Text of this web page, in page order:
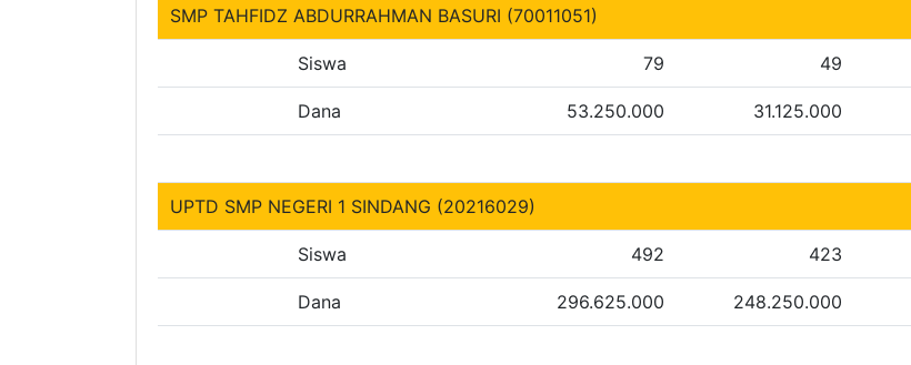
SMP TAHFIDZ ABDURRAHMAN BASURI (70011051)
Siswa 79 49
Dana 53.250.000 31.125.000
UPTD SMP NEGERI 1 SINDANG (20216029)
Siswa 492 423
Dana 296.625.000 248.250.000